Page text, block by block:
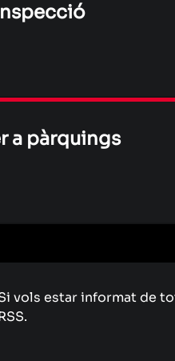
a pàrquings
vols estar informat de